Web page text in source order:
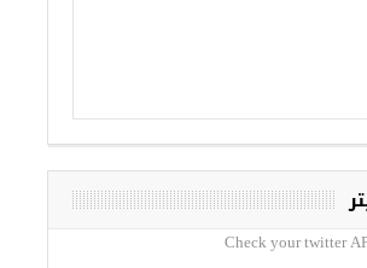
Check your twitter